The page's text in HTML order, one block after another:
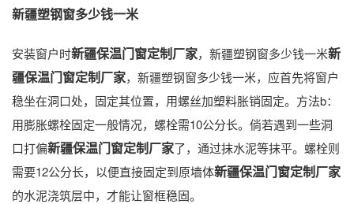
新疆塑钢窗多少钱一米
安装窗户时新疆保温门窗定制厂家，新疆塑钢窗多少钱一米新
疆保温门窗定制厂家，新疆塑钢窗多少钱一米，应首先将窗户
稳坐在洞口处，固定其位置，用螺丝加塑料胀销固定。方法b：
用膨胀螺栓固定一般情况，螺栓需10公分长。倘若遇到一些洞
口打偏新疆保温门窗定制厂家了，通过抹水泥等抹平。螺栓则
需要12公分长，以便直接固定到原墙体新疆保温门窗定制厂家
的水泥浇筑层中，才能让窗框稳固。